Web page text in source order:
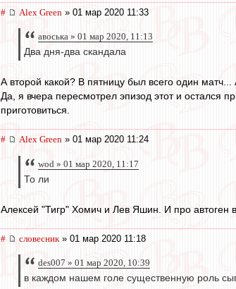
# Alex Green » 01 мар 2020 11:33
авоська » 01 мар 2020, 11:13
Два дня-два скандала
А второй какой? В пятницу был всего один
Да, я вчера пересмотрел эпизод этот и остался
приготовиться.
# Alex Green » 01 мар 2020 11:24
wod » 01 мар 2020, 11:17
То ли
Алексей "Тигр" Хомич и Лев Яшин. И про автоген
# словесник » 01 мар 2020 11:18
des007 » 01 мар 2020, 10:39
в каждом нашем голе существенную роль